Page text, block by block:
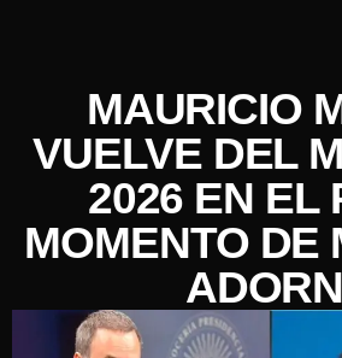
MAURICIO
VUELVE DEL
2026 EN EL
MOMENTO DE